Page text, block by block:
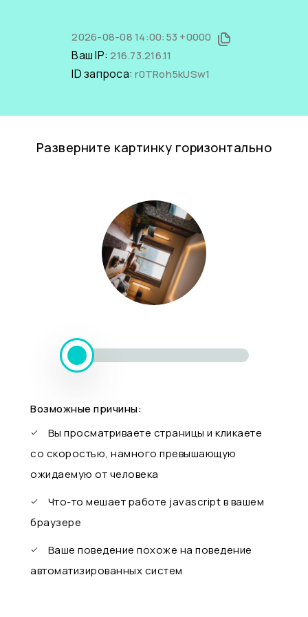
2026-08-08 14:00:53 +0000
Ваш IP:216.73.216.11
ID запроса:r0TRoh5kUSw1
Разверните картинку горизонтально
Возможные причины:
Вы просматриваете страницы и кликаете
со скоростью, намного превышающую
ожидаемую от человека
Что-то мешает работе javascript в вашем
браузере
Ваше поведение похоже на поведение
автоматизированных систем